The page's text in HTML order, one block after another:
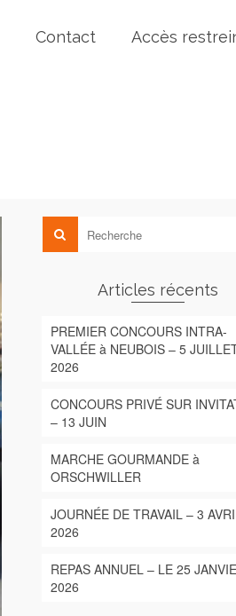
Contact Accès
Articles récents
PREMIER CONCOURS INTRA-
VALLÉE à NEUBOIS – 5
2026
CONCOURS PRIVÉ SUR
– 13 JUIN
MARCHE GOURMANDE à
ORSCHWILLER
JOURNÉE DE TRAVAIL – 3
2026
REPAS ANNUEL – LE 25
2026